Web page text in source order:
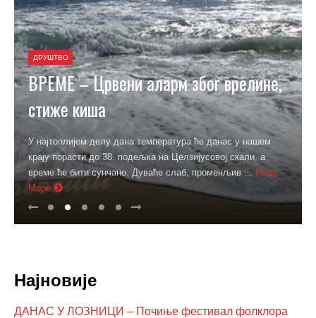
ДРУШТВО
ВРЕМЕ – Црвени аларм због врелине,
стиже киша
У најтоплијем делу дана температура ће данас у нашем
крају порасти до 38. подељка на Целзијусовој скали, а
време ће бити сунчано. Дуваће слаб, променљив ... Реад
Море
Најновије
ДАНАС У ЛОЗНИЦИ – Почиње фестивал фолклора